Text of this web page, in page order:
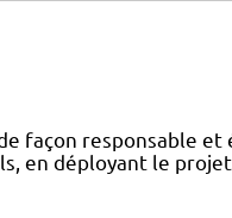
façon responsable
en déployant le projet